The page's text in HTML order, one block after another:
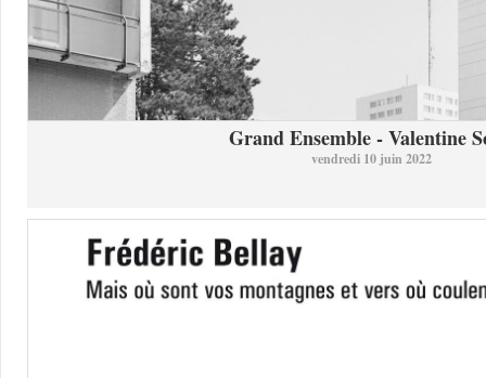
Grand Ensemble - Valentine
vendredi 10 juin 2022